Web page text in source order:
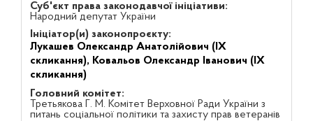
Суб'єкт права законодавчої ініціативи:
Народний депутат України
Ініціатор(и) законопроєкту:
Лукашев Олександр Анатолійович (IX
скликання), Ковальов Олександр Іванович (IX
скликання)
Головний комітет:
Третьякова Г. М. Комітет Верховної Ради України з
питань соціальної політики та захисту прав ветеранів